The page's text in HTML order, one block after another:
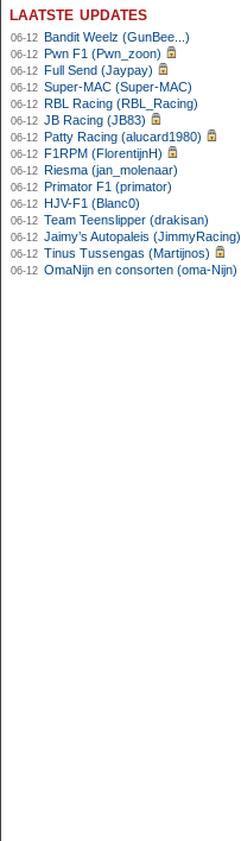
laatste updates
06-12 Bandit Weelz (GunBee...)
06-12 Pwn F1 (Pwn_zoon)
06-12 Full Send (Jaypay)
06-12 Super-MAC (Super-MAC)
06-12 RBL Racing (RBL_Racing)
06-12 JB Racing (JB83)
06-12 Patty Racing (alucard1980)
06-12 F1RPM (FlorentijnH)
06-12 Riesma (jan_molenaar)
06-12 Primator F1 (primator)
06-12 HJV-F1 (Blanc0)
06-12 Team Teenslipper (drakisan)
06-12 Jaimy’s Autopaleis (JimmyRacing)
06-12 Tinus Tussengas (Martijnos)
06-12 OmaNijn en consorten (oma-Nijn)